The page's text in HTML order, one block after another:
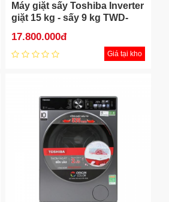
Máy giặt sấy Toshiba Inverter
giặt 15 kg - sấy 9 kg TWD-
17.800.000đ
Giá tại kho